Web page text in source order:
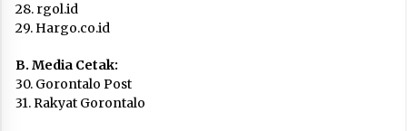
28. rgol.id
29. Hargo.co.id
B. Media Cetak:
30. Gorontalo Post
31. Rakyat Gorontalo